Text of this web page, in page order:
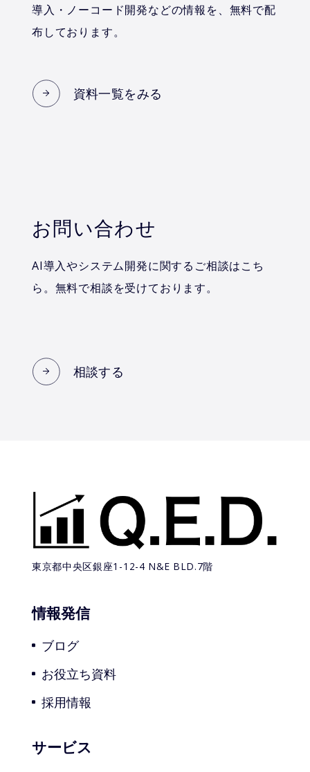
導入・ノーコード開発などの情報を、無料で配
布しております。
資料一覧をみる
お問い合わせ
AI導入やシステム開発に関するご相談はこち
ら。無料で相談を受けております。
相談する
東京都中央区銀座1-12-4 N&E BLD.7階
情報発信
ブログ
お役立ち資料
採用情報
サービス